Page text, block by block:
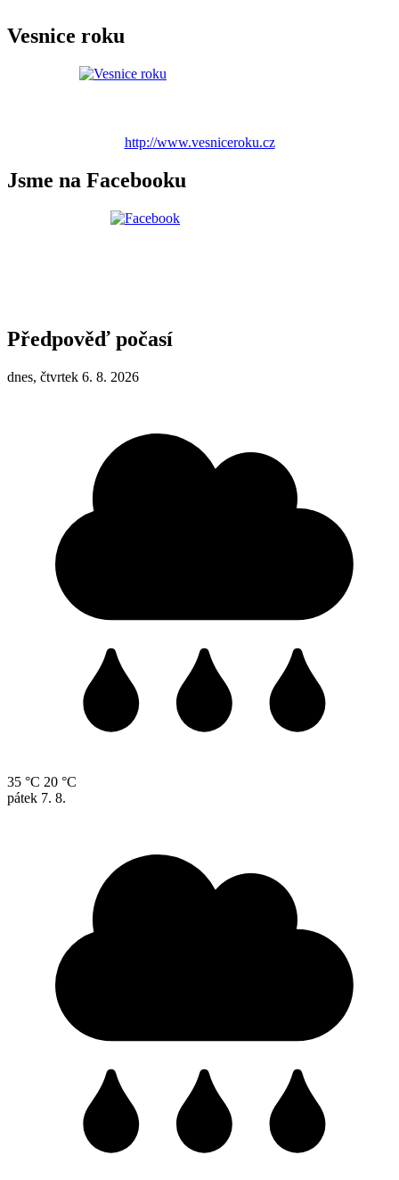
Vesnice roku
http://www.vesniceroku.cz
Jsme na Facebooku
Předpověď počasí
dnes, čtvrtek 6. 8. 2026
35 °C 20 °C
pátek 7. 8.